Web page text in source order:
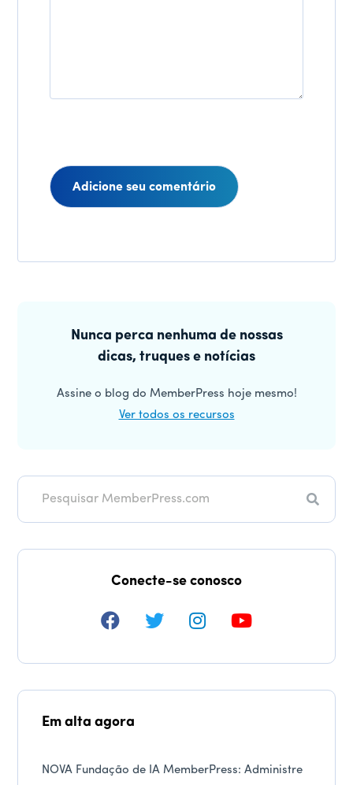
lateralNunca perca nenhuma de nossas
dicas, truques e notícias
Assine o blog do MemberPress hoje mesmo!
Ver todos os recursos
Conecte-se conosco
Em alta agora
NOVA Fundação de IA MemberPress: Administre